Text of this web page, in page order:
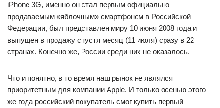
iPhone 3G, именно он стал первым официально
продаваемым «яблочным» смартфоном в Российской
Федерации, был представлен миру 10 июня 2008 года и
выпущен в продажу спустя месяц (11 июля) сразу в 22
странах. Конечно же, России среди них не оказалось.
Что и понятно, в то время наш рынок не являлся
приоритетным для компании Apple. И только осенью этого
же года российский покупатель смог купить первый